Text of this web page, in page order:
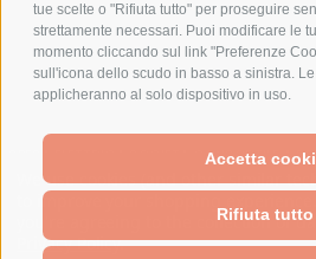
tue scelte o "Rifiuta tutto" per proseguire
strettamente necessari. Puoi modificare le
momento cliccando sul link "Preferenze
sull'icona dello scudo in basso a sinistra.
applicheranno al solo dispositivo in uso.
Accetta
Rifiuta tutto
SPESA ELETTRICA SOCIETA CONSORTILE A
MILANOFIORI, STRADA 4 - PALAZZO A5
Powered by
We use cookies (and other similar
to improve your shopping experience.
you're agreeing to the collection of
Privacy Policy.